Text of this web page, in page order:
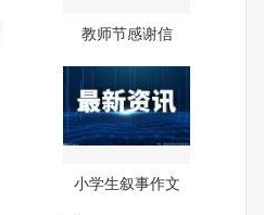
教师节感谢信
小学生叙事作文